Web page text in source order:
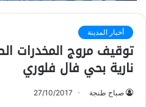
أخبار المدينة
توقيف مروج المخدرات
نارية بحي فال فلوري
صباح طنجة 27/10/2017